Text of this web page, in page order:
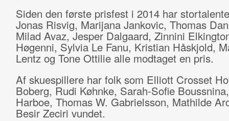
Siden den første prisfest i 2014 har
Jonas Risvig, Marijana Jankovic, Thomas
Milad Avaz, Jesper Dalgaard, Zinnini
Høgenni, Sylvia Le Fanu, Kristian Håskjold,
Lentz og Tone Ottilie alle modtaget en pris.
Af skuespillere har folk som Elliott Crosset
Boberg, Rudi Køhnke, Sarah-Sofie
Harboe, Thomas W. Gabrielsson, Mathilde
Besir Zeciri vundet.